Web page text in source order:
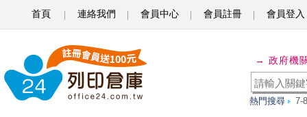
首頁 連絡我們 會員中心 會員註冊 會員登入
N
→ 政府機
熱門搜尋 7-